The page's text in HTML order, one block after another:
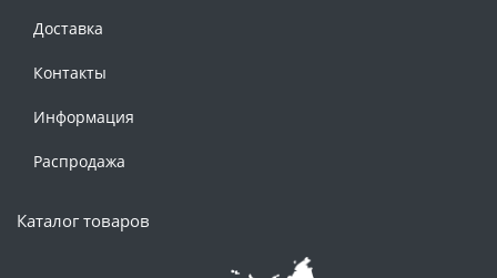
Доставка
Контакты
Информация
Распродажа
Каталог товаров